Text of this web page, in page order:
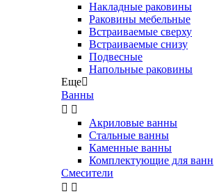
Накладные раковины
Раковины мебельные
Встраиваемые сверху
Встраиваемые снизу
Подвесные
Напольные раковины
Еще
Ванны
 
Акриловые ванны
Стальные ванны
Каменные ванны
Комплектующие для ванн
Смесители
 